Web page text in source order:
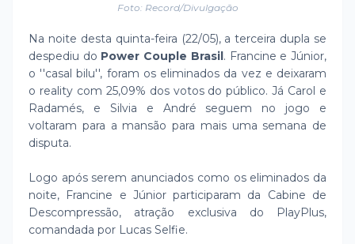
Foto: Record/Divulgação
Na noite desta quinta-feira (22/05), a terceira dupla se
despediu do Power Couple Brasil. Francine e Júnior,
o ''casal bilu'', foram os eliminados da vez e deixaram
o reality com 25,09% dos votos do público. Já Carol e
Radamés, e Silvia e André seguem no jogo e
voltaram para a mansão para mais uma semana de
disputa.
Logo após serem anunciados como os eliminados da
noite, Francine e Júnior participaram da Cabine de
Descompressão, atração exclusiva do PlayPlus,
comandada por Lucas Selfie.